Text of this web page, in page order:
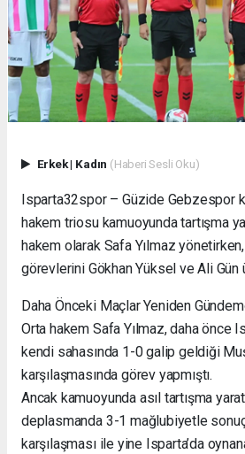
Erkek| Kadın (Haberi Sesli Oku)
Isparta32spor – Güzide Gebzespor
hakem triosu kamuoyunda tartışma
hakem olarak Safa Yılmaz
görevlerini Gökhan Yüksel ve Ali Gün
Daha Önceki Maçlar Yeniden
Orta hakem Safa Yılmaz, daha önce
kendi sahasında 1-0 galip geldiği
karşılaşmasında görev yapmıştı.
Ancak kamuoyunda asıl tartışma
deplasmanda 3-1 mağlubiyetle
karşılaşması ile yine Isparta’da